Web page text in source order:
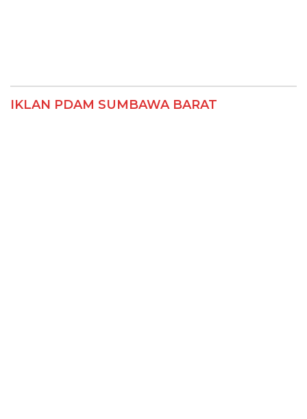
IKLAN PDAM SUMBAWA BARAT